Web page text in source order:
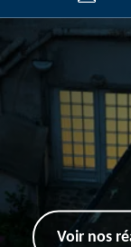
Voir nos